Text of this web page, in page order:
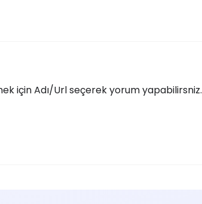
için Adı/Url seçerek yorum yapabilirsniz.